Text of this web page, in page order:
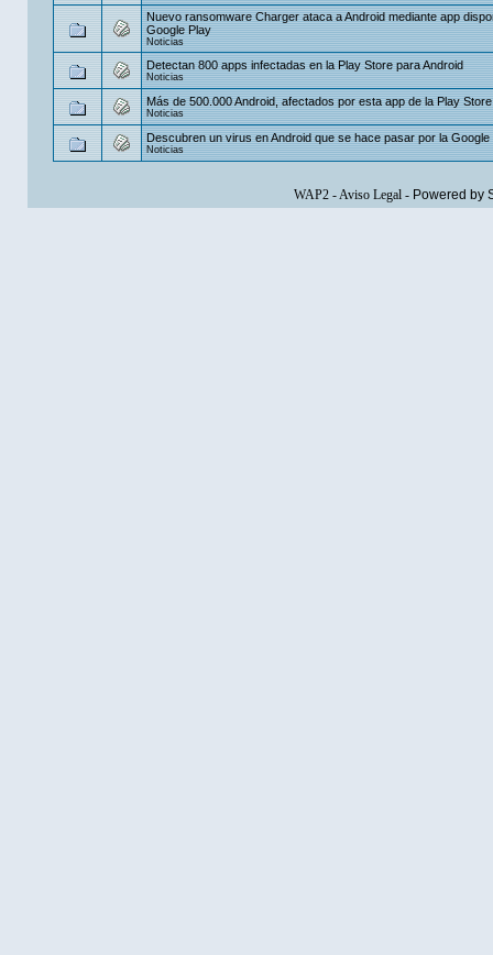
Nuevo ransomware Charger ataca a Android mediante app
Google Play
Noticias
Detectan 800 apps infectadas en la Play Store para Android
Noticias
Más de 500.000 Android, afectados por esta app de la Play
Noticias
Descubren un virus en Android que se hace pasar por la Google
Noticias
WAP2-Aviso Legal- Powered by